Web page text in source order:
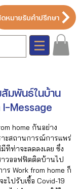
หมายรับคำปรึกษา
มพันธ์ในบ้าน
Message
home กันอย่าง
าะสถานการณ์การแพร่
ทีท่าจะลดลงเลย ซึ่ง
วออฟฟิตติดบ้านไป
ร Work from home ก็
ไปรับเชื้อ Covid-19